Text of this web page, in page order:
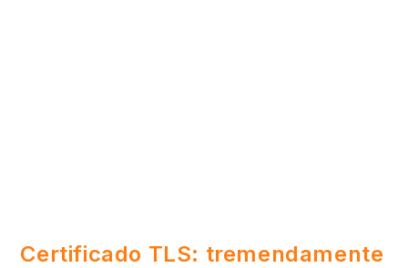
Certificado TLS: tremendamente